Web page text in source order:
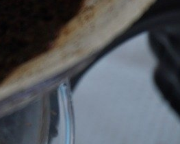
生ストーリー
ヒーを楽しもう